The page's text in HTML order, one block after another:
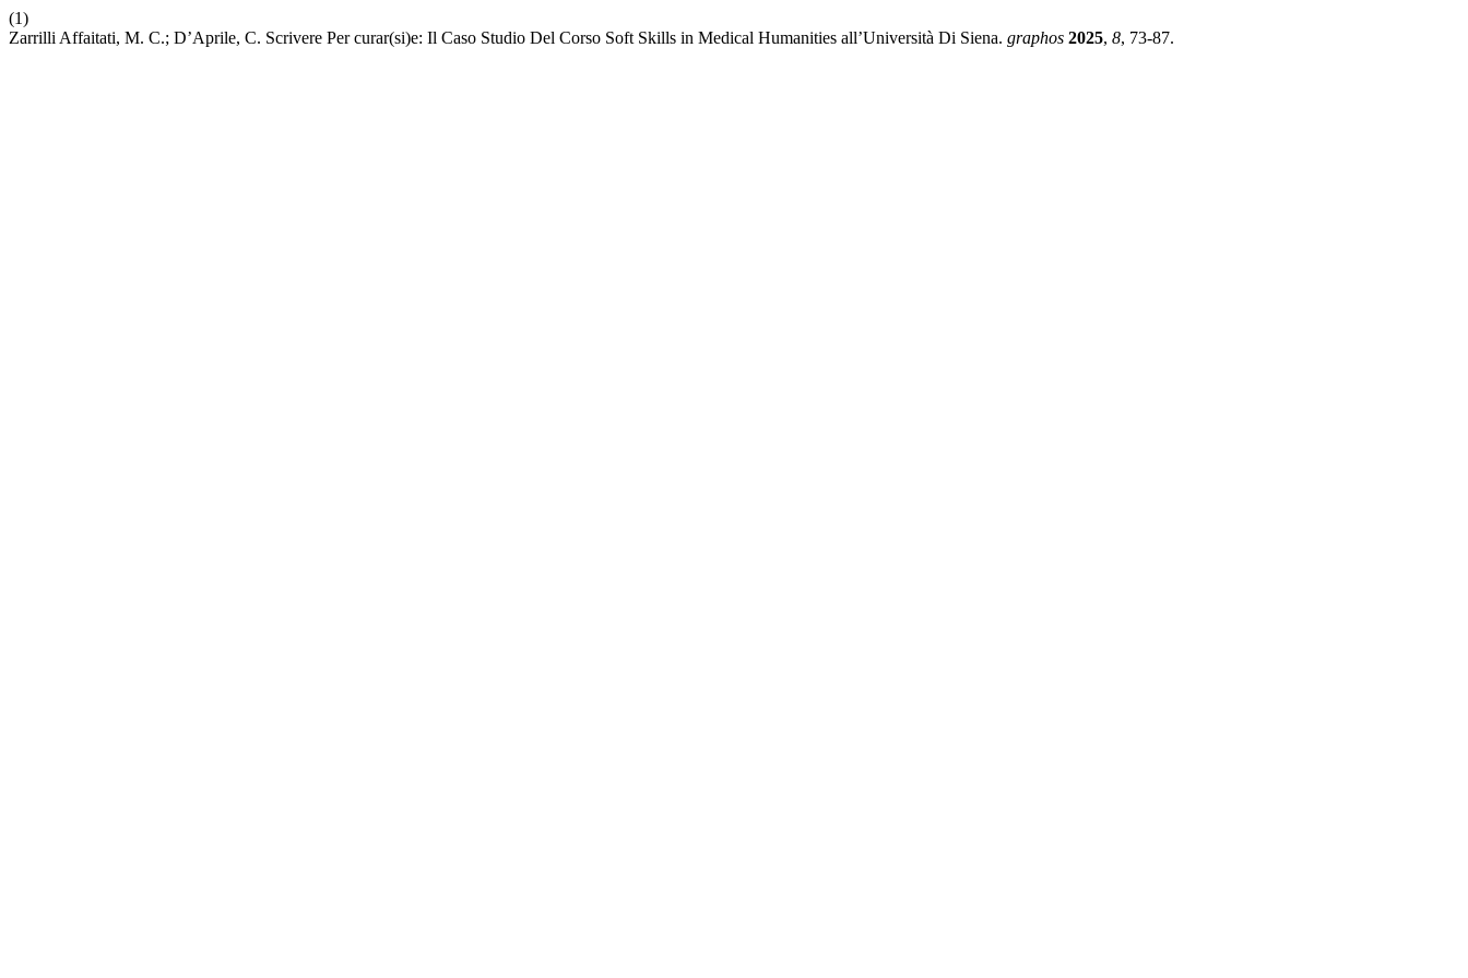
(1)
Zarrilli Affaitati, M. C.; D’Aprile, C. Scrivere Per curar(si)e: Il Caso Studio Del Corso Soft Skills in Medical Humanities all’Università Di Siena. graphos 2025, 8, 73-87.